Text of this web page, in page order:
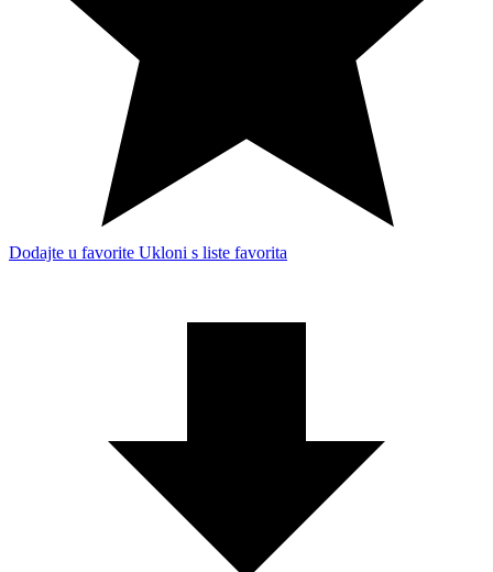
Dodajte u favorite Ukloni s liste favorita